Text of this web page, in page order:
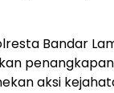
Bandar
aksi